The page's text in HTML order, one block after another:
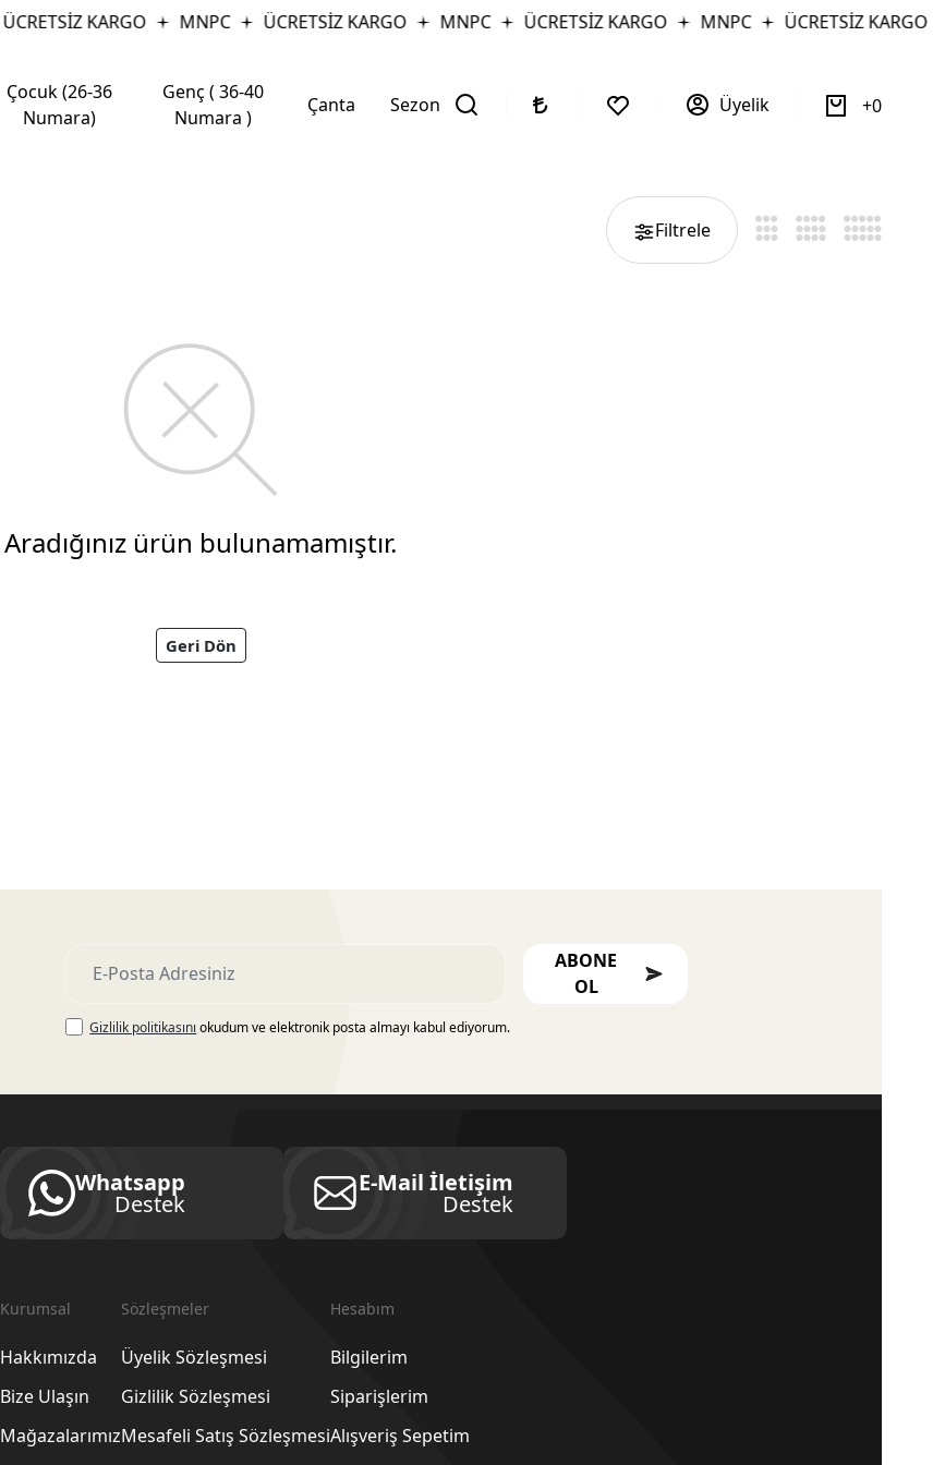
ÜCRETSİZ KARGO MNPC ÜCRETSİZ KARGO MNPC ÜCRETSİZ KARGO MNPC ÜCRETSİZ KARGO
Çocuk (26-36
Numara)
Genç ( 36-40
Numara )
Çanta Sezon Üyelik 0
Filtrele
Aradığınız ürün bulunamamıştır.
Geri Dön
ABONE
OL
Gizlilik politikasını okudum ve elektronik posta almayı kabul ediyorum.
Whatsapp
Destek
E-Mail İletişim
Destek
Kurumsal
Hakkımızda
Bize Ulaşın
Mağazalarımız
Sözleşmeler
Üyelik Sözleşmesi
Gizlilik Sözleşmesi
Mesafeli Satış Sözleşmesi
Hesabım
Bilgilerim
Siparişlerim
Alışveriş Sepetim